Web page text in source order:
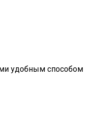
удобным способом